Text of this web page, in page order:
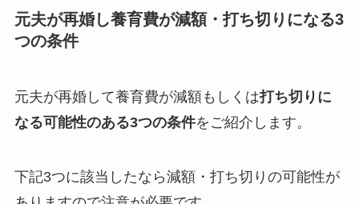
元夫が再婚し養育費が減額・打ち切りになる3
つの条件
元夫が再婚して養育費が減額もしくは打ち切りに
なる可能性のある3つの条件をご紹介します。
下記3つに該当したなら減額・打ち切りの可能性が